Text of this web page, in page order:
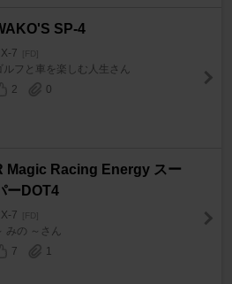
SP-4
7 [FD]
ルフと車を楽しむ人生さん
2
0
Magic Racing Energy スー
ーDOT4
7 [FD]
みの ～さん
7
1